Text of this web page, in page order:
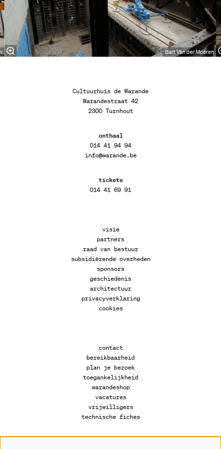
Bart Van der Moeren
Cultuurhuis de Warande
Warandestraat 42
2300 Turnhout
onthaal
014 41 94 94
info@warande.be
tickets
014 41 69 91
visie
partners
raad van bestuur
subsidiërende overheden
sponsors
geschiedenis
architectuur
privacyverklaring
cookies
contact
bereikbaarheid
plan je bezoek
toegankelijkheid
warandeshop
vacatures
vrijwilligers
technische fiches